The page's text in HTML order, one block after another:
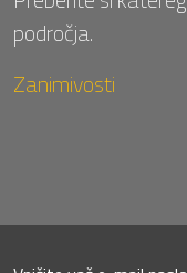
področja.
Zanimivosti